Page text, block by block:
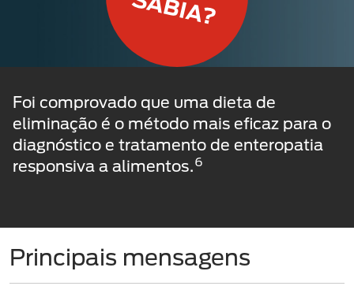
Foi comprovado que uma dieta de
eliminação é o método mais eficaz para o
diagnóstico e tratamento de enteropatia
responsiva a alimentos.6
Principais mensagens